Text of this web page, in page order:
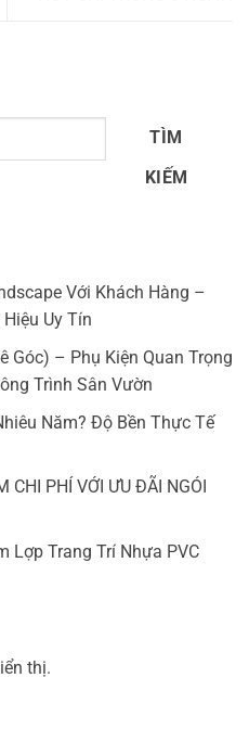
TÌM
KIẾM
Với Khách Hàng –
Uy Tín
Góc) – Phụ Kiện Quan Trọng
Trình Sân Vườn
Năm? Độ Bền Thực Tế
PHÍ VỚI ƯU ĐÃI NGÓI
Lợp Trang Trí Nhựa PVC
thị.